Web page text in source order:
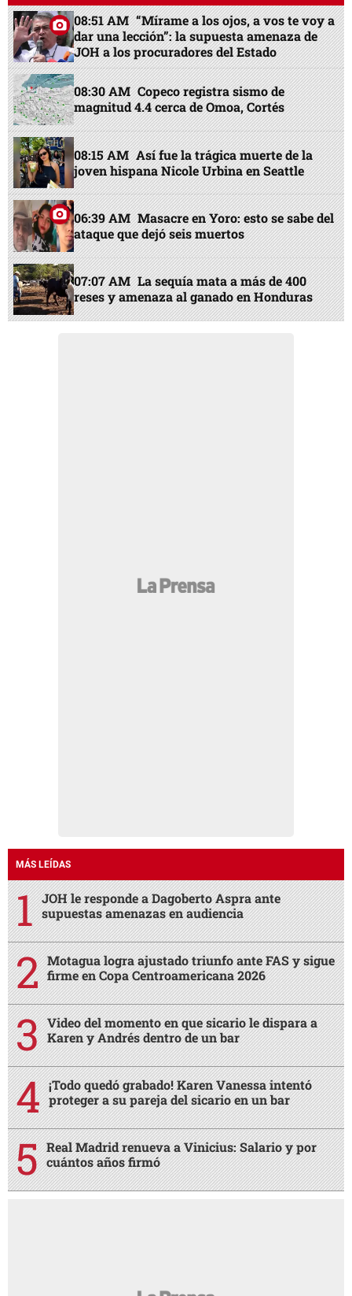
08:51 AM “Mírame a los ojos, a vos te voy a
dar una lección”: la supuesta amenaza de
JOH a los procuradores del Estado
08:30 AM Copeco registra sismo de
magnitud 4.4 cerca de Omoa, Cortés
08:15 AM Así fue la trágica muerte de la
joven hispana Nicole Urbina en Seattle
06:39 AM Masacre en Yoro: esto se sabe del
ataque que dejó seis muertos
07:07 AM La sequía mata a más de 400
reses y amenaza al ganado en Honduras
MÁS LEÍDAS
JOH le responde a Dagoberto Aspra ante
supuestas amenazas en audiencia
Motagua logra ajustado triunfo ante FAS y sigue
firme en Copa Centroamericana 2026
Video del momento en que sicario le dispara a
Karen y Andrés dentro de un bar
¡Todo quedó grabado! Karen Vanessa intentó
proteger a su pareja del sicario en un bar
Real Madrid renueva a Vinicius: Salario y por
cuántos años firmó